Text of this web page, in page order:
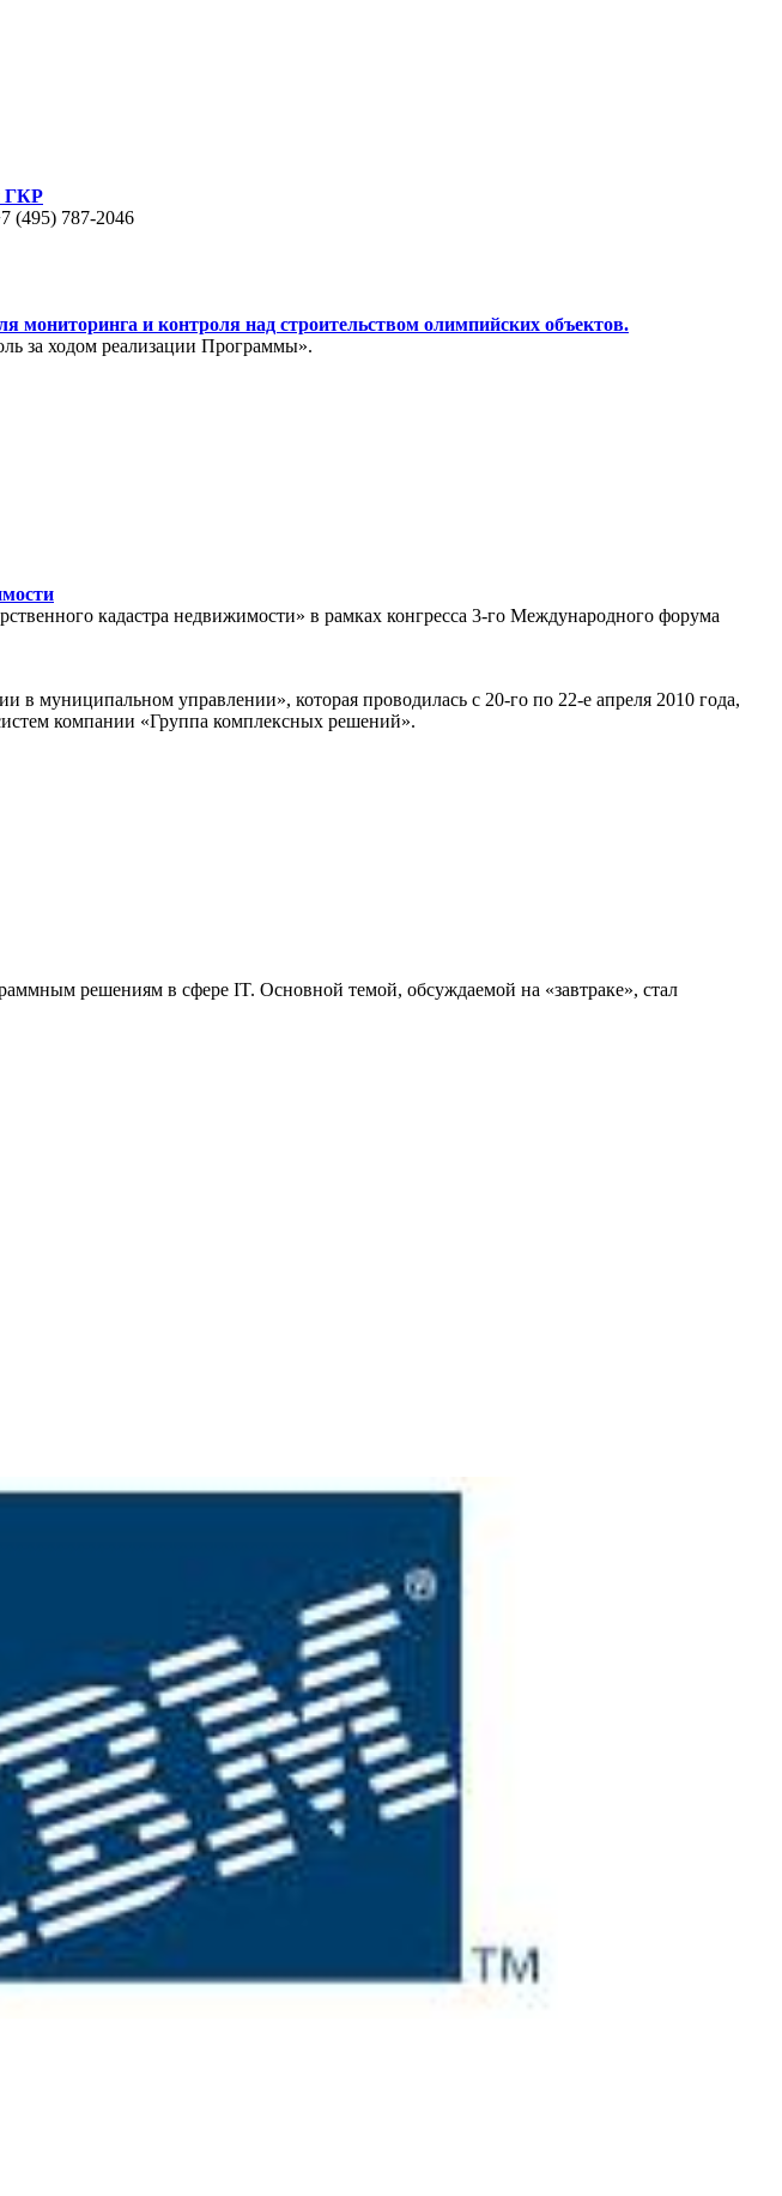
ГКР
(495) 787-2046
мониторинга и контроля над строительством олимпийских объектов.
за ходом реализации Программы».
кадастра недвижимости» в рамках конгресса 3-го Международного форума
муниципальном управлении», которая проводилась с 20-го по 22-е апреля 2010 года,
компании «Группа комплексных решений».
решениям в сфере IT. Основной темой, обсуждаемой на «завтраке», стал